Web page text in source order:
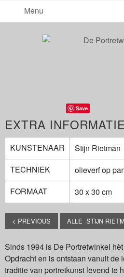
Menu
Save
EXTRA INFORMATIE
KUNSTENAAR
Stijn Rietman
TECHNIEK
olieverf op
FORMAAT
30 x 30 cm
< PREVIOUS ALLE STIJN
Sinds 1994 is De Portretwinkel
Opdracht en is ontstaan vanuit de
traditie van portretkunst levend te